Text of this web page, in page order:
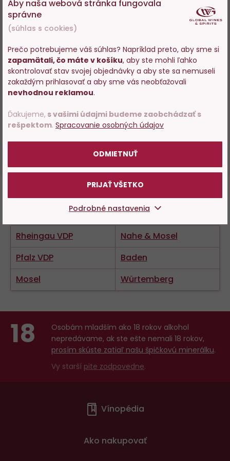
trocken, St Antony
Skladom 186 ks
13,55 €
− +
St Antony
25,65 €
−
VŠETKY VÍNA
Ďalšie oblasti z regiónu
Rheingau VDP
Nahe & Mosel
Pfalz VDP
Baden
Mosel
Würtemberg
Aby naša webová stránka fungovala
správne
(súhlas s cookies)
Prečo potrebujeme váš súhlas? Napríklad preto, aby sme si
zapamätali, čo máte v košíku, aby ste mohli ľahko
skontrolovať stav svojej objednávky a aby ste sa nemuseli
zakaždým prihlasovať a aby sme vás neobťažovali
nevhodnou reklamou.
Ďakujeme, s vašimi údajmi budeme zaobchádzať s
rešpektom. Spracovanie osobných údajov
ODMIETNUŤ
PRIJAŤ VŠETKO
Podrobné nastavenia
18
Osobám mladším ako 18 rokov alkohol
nepredávame, ak ste ešte nemali 18 rokov,
prosím skúste zatiaľ našu špičkovú minerálku.
Vy starší pite zodpovedne.
Vínopédia
Ako nakupovať
Vstupujete na stránky s
predajom alkoholu. Prosím
potvrďte, že Vám už bolo 18